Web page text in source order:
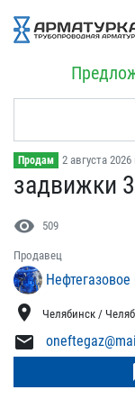
Продам 2 августа 2026
задвижки
visibility 509
Продавец
Нефтегазовое
location_on Челябинск /
mail